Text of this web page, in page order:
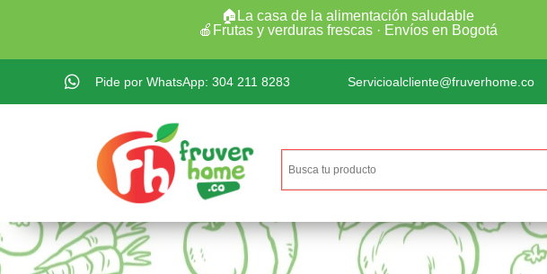
🏠La casa de la alimentación saludable
🍎Frutas y verduras frescas · Envíos en Bogotá
Pide por WhatsApp: 304 211 8283 Servicioalcliente@fruverhome.co